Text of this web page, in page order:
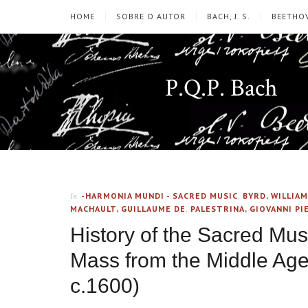
HOME SOBRE O AUTOR BACH, J. S.
P.Q.P. Bach
In -HARMONIA MUNDI - SACRED MUSIC, BYRD, WILLIAM
MACHAULT, GUILLAUME DE , PALESTRINA, GIOVANNI
History of the Sacred
Mass from the Middle
c.1600)